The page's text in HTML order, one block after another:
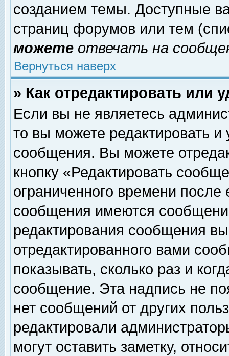
созданием темы. Доступные
страниц форумов или тем
можете отвечать на
Вернуться наверх
» Как отредактировать или
Если вы не являетесь
то вы можете редактировать и
сообщения. Вы можете
кнопку «Редактировать
ограниченного времени
сообщения имеются
редактирования сообщения
отредактированного вами
показывать, сколько раз и
сообщение. Эта надпись не
нет сообщений от других
редактировали
могут оставить заметку,